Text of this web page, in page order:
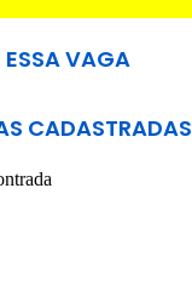
ESSA VAGA
CADASTRADAS